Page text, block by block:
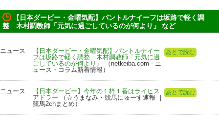
【日本ダービー・金曜気配】パントルナイーフは坂路で軽く調
整 木村調教師「元気に過ごしているのが何より」 など
ニュース
【日本ダービー・金曜気配】パントルナイー
フは坂路で軽く調整 木村調教師「元気に過
ごしているのが何より」
（netkeiba.com - ニ
ュース・コラム新着情報）
あとで読む
ニュース
【日本ダービー】今年の１枠１番はライヒス
アドラー （☆うまなみ・競馬にゅーす速報 ｜
競馬2chまとめ）
あとで読む